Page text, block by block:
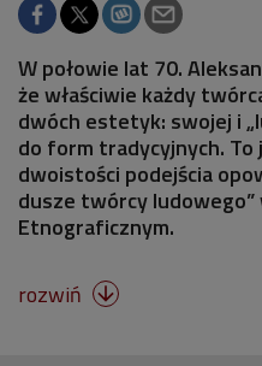
W połowie lat 70.
że właściwie każdy
dwóch estetyk: swojej i
do form tradycyjnych. To
dwoistości podejścia
dusze twórcy
Etnograficznym.
rozwiń 